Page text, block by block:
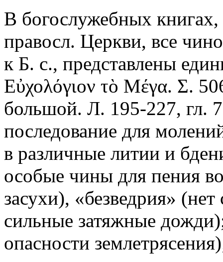
В богослужебных книгах,
правосл. Церкви, все
к Б. с., представлены
Εὐχολόγιον τὸ Μέγα. Σ.
большой. Л. 195-227, гл.
последование для
в различные литии и
особые чины для пения
засухи), «безведрия»
сильные затяжные
опасности